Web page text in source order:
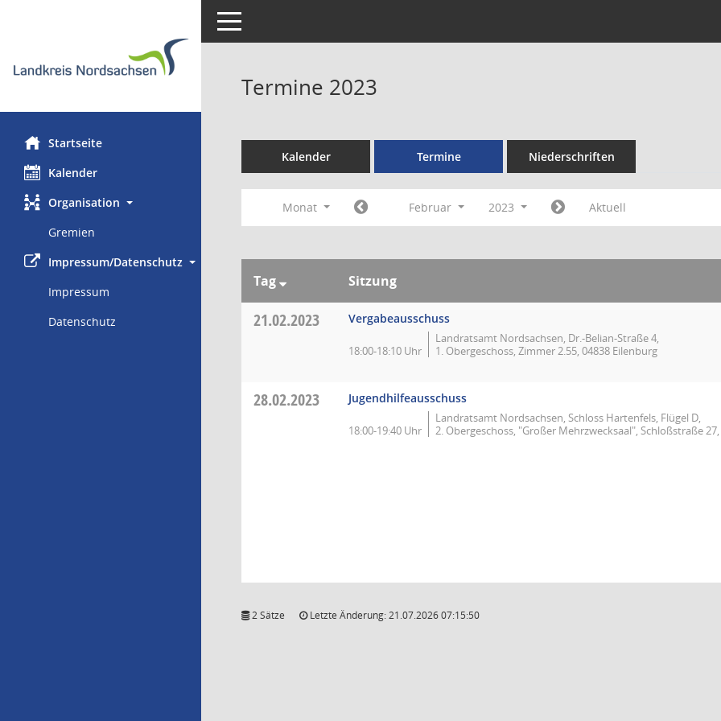
Startseite
Kalender
Organisation
Gremien
Impressum/Datenschutz
Impressum
Datenschutz
Toggle navigation
Termine 2023
Kalender Termine Niederschriften
Monat Februar 2023 Aktuell
Tag Sitzung
21.02.2023 Vergabeausschuss
18:00-18:10 Uhr
Landratsamt Nordsachsen, Dr.-Belian-Straße 4,
1. Obergeschoss, Zimmer 2.55, 04838 Eilenburg
28.02.2023 Jugendhilfeausschuss
18:00-19:40 Uhr
Landratsamt Nordsachsen, Schloss Hartenfels, Flügel D,
2. Obergeschoss, "Großer Mehrzwecksaal", Schloßstraße
2 Sätze Letzte Änderung: 21.07.2026 07:15:50